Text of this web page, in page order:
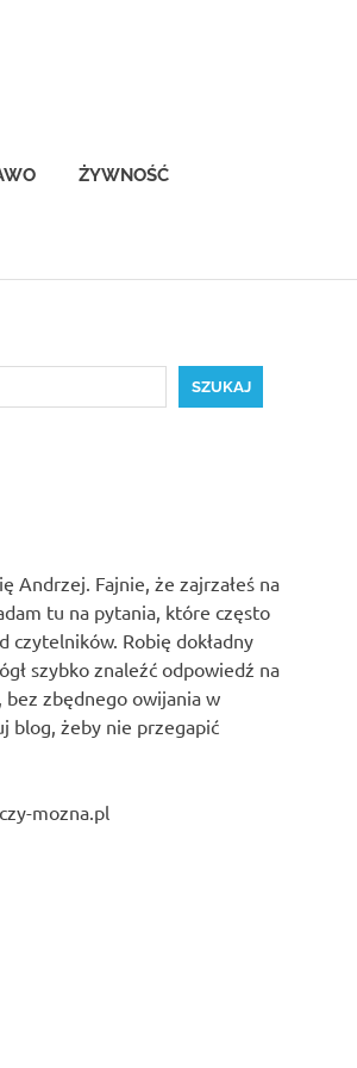
ŻYWNOŚĆ
SZUKAJ
Andrzej. Fajnie, że zajrzałeś na
tu na pytania, które często
czytelników. Robię dokładny
szybko znaleźć odpowiedź na
bez zbędnego owijania w
blog, żeby nie przegapić
mozna.pl